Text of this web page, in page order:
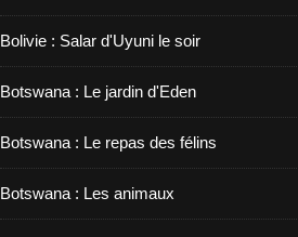
Bolivie : Salar d'Uyuni le soir
Botswana : Le jardin d'Eden
Botswana : Le repas des félins
Botswana : Les animaux